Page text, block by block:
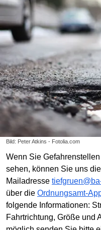
Bild: Peter Atkins - Fotolia.com
Wenn Sie
sehen, können Sie uns
Mailadresse
über die Ordnungsamt-
folgende Informationen:
Fahrtrichtung, Größe und